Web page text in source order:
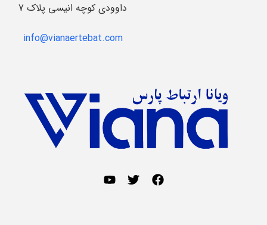
داوودی کوچه انیسی پلاک 7
info@vianaertebat.com